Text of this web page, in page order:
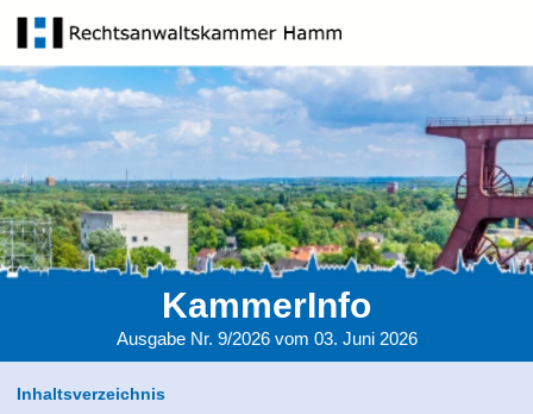
KammerInfo
Ausgabe Nr. 9/2026 vom 03. Juni 2026
Inhaltsverzeichnis